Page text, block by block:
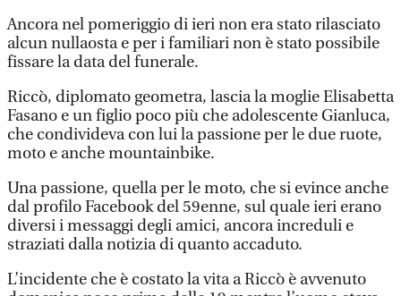
Ancora nel pomeriggio di ieri non era stato rilasciato
alcun nullaosta e per i familiari non è stato possibile
fissare la data del funerale.
Riccò, diplomato geometra, lascia la moglie Elisabetta
Fasano e un figlio poco più che adolescente Gianluca,
che condivideva con lui la passione per le due ruote,
moto e anche mountainbike.
Una passione, quella per le moto, che si evince anche
dal profilo Facebook del 59enne, sul quale ieri erano
diversi i messaggi degli amici, ancora increduli e
straziati dalla notizia di quanto accaduto.
L’incidente che è costato la vita a Riccò è avvenuto